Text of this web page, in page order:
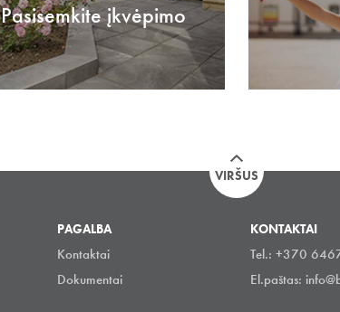
Pasisemkite įkvėpimo
VIRŠUS
PAGALBA
Kontaktai
Dokumentai
KONTAKTAI
Tel.: +370
El.paštas: